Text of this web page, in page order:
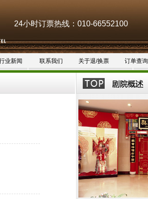
24小时订票热线：010-66552100
业新闻 联系我们 关于退/换票 订单查询